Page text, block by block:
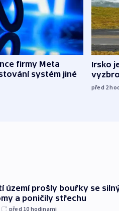
firmy Meta
systém jiné
Irsko
před 2
území prošly bouřky se
a poničily střechu
před 10 hodinami